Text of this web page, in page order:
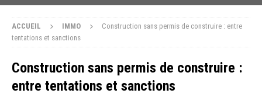
ACCUEIL IMMO
Construction sans permis de construire : entre
tentations et sanctions
Construction sans permis de construire :
entre tentations et sanctions